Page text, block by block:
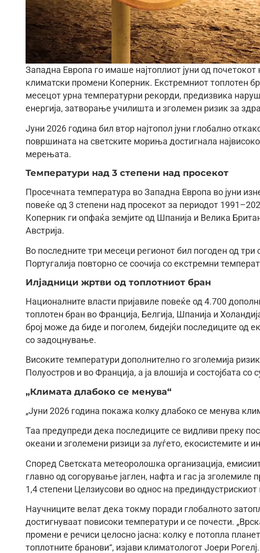
Западна Европа го имаше најтоплиот јуни од
климатски промени Коперник. Екстремниот топлотен
месецот урна температурни рекорди, предизвика
енергија, затворање училишта и зголемен ризик за
Јуни 2026 година бил втор најтопол јуни глобално
површината на светските мориња достигнала
мерењата.
Температури над 3 степени над просекот
Просечната температура во Западна Европа во јуни
повеќе од 3 степени над просекот за периодот
Коперник ги опфаќа земјите од Шпанија и Велика
Австрија.
Во последните три месеци регионот бил погоден од
Португалија повторно се соочија со екстремни
Илјадници жртви од топлотниот бран
Националните власти пријавиле повеќе од 4.700
топлотен бран во Франција, Белгија, Шпанија и
број може да биде и поголем, бидејќи последиците од
со задоцнување.
Високите температури дополнително го зголемија
Полуостров и во Франција, а ја влошија и состојбата со
„Климата длабоко се менува“
„Јуни 2026 година покажа колку длабоко се менува
Таа предупреди дека последиците се видливи преку
океани и зголемени ризици за луѓето, екосистемите и
Според Светската метеоролошка организација,
главно од согорување јаглен, нафта и гас ја
1,4 степени Целзиусови во однос на прединдустрискиот
Научниците велат дека токму поради глобалното
достигнуваат повисоки температури и се почести.
промени е речиси целосно јасна: колку е потопла
топлотните бранови“, изјави климатологот Јоери Рогелј.